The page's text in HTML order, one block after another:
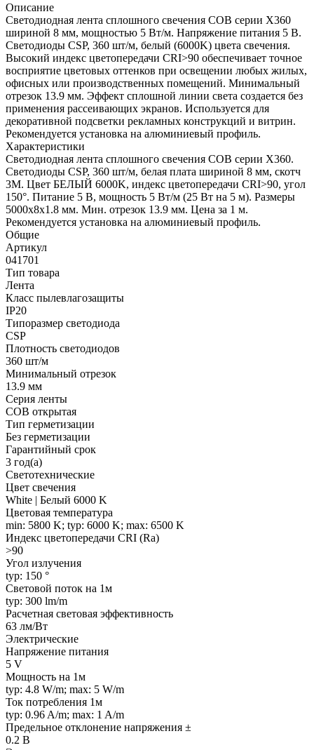
Описание
Светодиодная лента сплошного свечения COB серии X360
шириной 8 мм, мощностью 5 Вт/м. Напряжение питания 5 В.
Светодиоды CSP, 360 шт/м, белый (6000K) цвета свечения.
Высокий индекс цветопередачи CRI>90 обеспечивает точное
восприятие цветовых оттенков при освещении любых жилых,
офисных или производственных помещений. Минимальный
отрезок 13.9 мм. Эффект сплошной линии света создается без
применения рассеивающих экранов. Используется для
декоративной подсветки рекламных конструкций и витрин.
Рекомендуется установка на алюминиевый профиль.
Характеристики
Светодиодная лента сплошного свечения COB серии X360.
Светодиоды CSP, 360 шт/м, белая плата шириной 8 мм, скотч
3M. Цвет БЕЛЫЙ 6000K, индекс цветопередачи CRI>90, угол
150°. Питание 5 В, мощность 5 Вт/м (25 Вт на 5 м). Размеры
5000х8х1.8 мм. Мин. отрезок 13.9 мм. Цена за 1 м.
Рекомендуется установка на алюминиевый профиль.
Общие
Артикул
041701
Тип товара
Лента
Класс пылевлагозащиты
IP20
Типоразмер светодиода
CSP
Плотность светодиодов
360 шт/м
Минимальный отрезок
13.9 мм
Серия ленты
COB открытая
Тип герметизации
Без герметизации
Гарантийный срок
3 год(а)
Светотехнические
Цвет свечения
White | Белый 6000 K
Цветовая температура
min: 5800 K; typ: 6000 K; max: 6500 K
Индекс цветопередачи CRI (Ra)
>90
Угол излучения
typ: 150 °
Световой поток на 1м
typ: 300 lm/m
Расчетная световая эффективность
63 лм/Вт
Электрические
Напряжение питания
5 V
Мощность на 1м
typ: 4.8 W/m; max: 5 W/m
Ток потребления 1м
typ: 0.96 A/m; max: 1 A/m
Предельное отклонение напряжения ±
0.2 В